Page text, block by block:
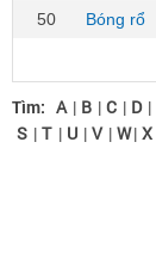
50
Bóng rổ
Tìm: A | B | C | D |
S | T | U | V | W| X